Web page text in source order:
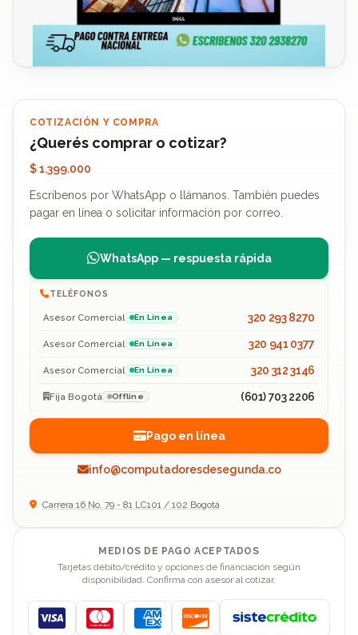
COTIZACIÓN Y COMPRA
¿Querés comprar o cotizar?
$ 1.399.000
Escríbenos por WhatsApp o llámanos. También puedes
pagar en línea o solicitar información por correo.
WhatsApp — respuesta rápida
TELÉFONOS
Asesor Comercial En Línea 320 293 8270
Asesor Comercial En Línea 320 941 0377
Asesor Comercial En Línea 320 312 3146
Fija Bogotá Offline (601) 703 2206
Pago en línea
info@computadoresdesegunda.co
Carrera 16 No. 79 - 81 LC101 / 102 Bogotá
MEDIOS DE PAGO ACEPTADOS
Tarjetas débito/crédito y opciones de financiación según
disponibilidad. Confirma con asesor al cotizar.
Visa MastercardAmerican Express
Discover